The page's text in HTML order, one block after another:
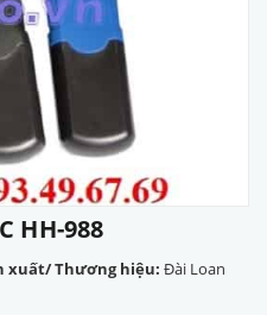
HH-988
xuất/ Thương hiệu: Đài Loan